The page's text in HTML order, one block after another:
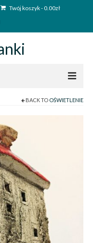
Twój koszyk-0.00zł
BACK TO OŚWIETLENIE